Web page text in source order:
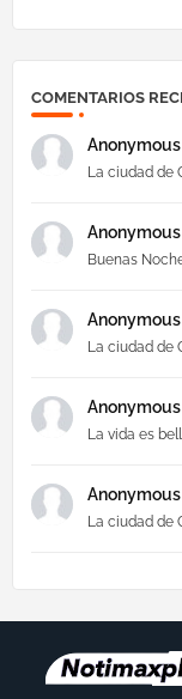
COMENTARIOS
Anonymous
La ciudad de
Anonymous
Buenas
Anonymous
La ciudad de
Anonymous
La vida es
Anonymous
La ciudad de